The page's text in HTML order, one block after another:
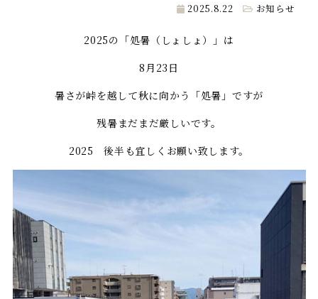
2025.8.22 お知らせ
2025の「処暑（しょしょ）」は
8月23日
暑さが峠を越して秋に向かう「処暑」ですが
残暑まだまだ厳しいです。
2025 後半も宜しくお願い致します。